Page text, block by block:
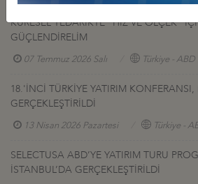
TÜRK-AMERİKAN SAVUNMA SANAYİ
KÜRESEL TEDARİKTE "HIZ VE ÖLÇEK"
GÜÇLENDİRELİM
07 Temmuz 2026 Salı Türkiye -
18.'İNCİ TÜRKİYE YATIRIM
GERÇEKLEŞTİRİLDİ
13 Nisan 2026 Pazartesi Türkiye -
SELECTUSA ABD’YE YATIRIM TURU
İSTANBUL’DA GERÇEKLEŞTİRİLDİ